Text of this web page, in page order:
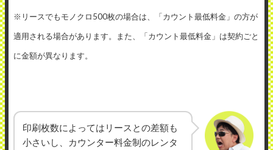
※リースでもモノクロ500枚の場合は、「カウント最低料金」の方が
適用される場合があります。また、「カウント最低料金」は契約ごと
に金額が異なります。
印刷枚数によってはリースとの差額も
小さいし、カウンター料金制のレンタ